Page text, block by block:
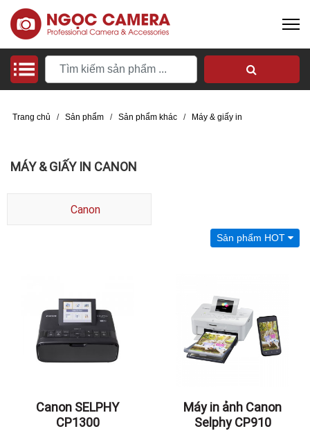
Trang chủ / Sản phẩm / Sản phẩm khác / Máy & giấy in
MÁY & GIẤY IN CANON
Canon
Sản phẩm HOT
Canon SELPHY
CP1300
Máy in ảnh Canon
Selphy CP910